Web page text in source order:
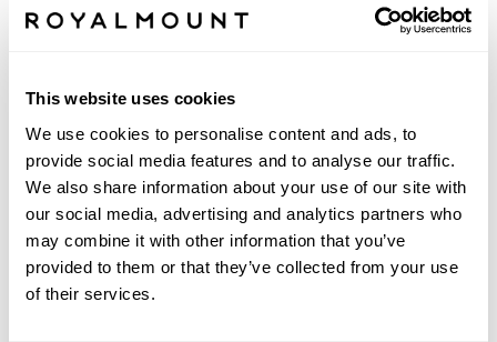
This website uses cookies
We use cookies to personalise content and ads, to
provide social media features and to analyse our traffic.
We also share information about your use of our site with
our social media, advertising and analytics partners who
may combine it with other information that you’ve
provided to them or that they’ve collected from your use
of their services.
RECYCLEZ VOTRE DENIM. RENOUVELEZ
VOTRE STYLE.